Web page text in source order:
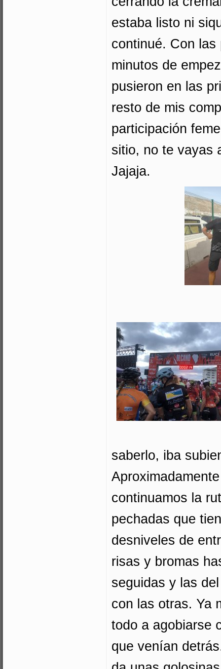
estaba listo ni
continué. Con
minutos de
pusieron en las
resto de mis
participación
sitio, no te vayas
Jajaja.
saberlo, iba
continuamos la
pechadas que
desniveles de
risas y bromas
seguidas y las
con las otras. Ya
todo a agobiarse
que venían